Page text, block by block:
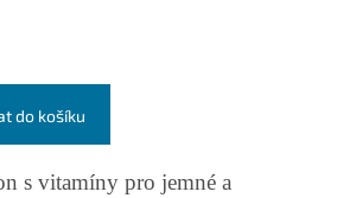
do košíku
s vitamíny pro jemné a